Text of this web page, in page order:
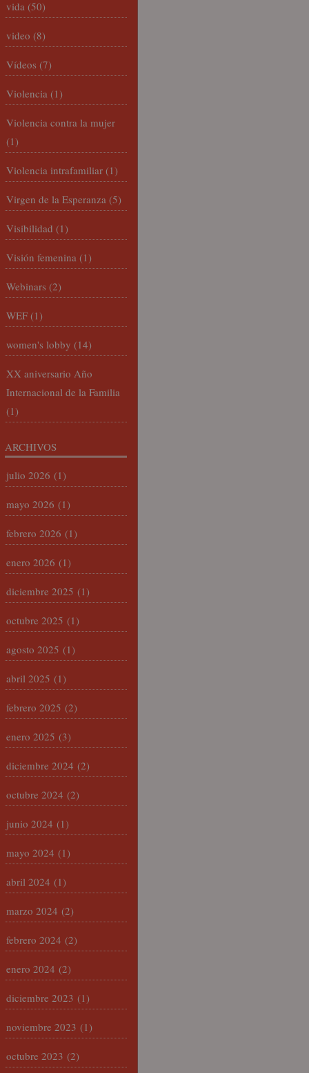
vida (50)
video (8)
Vídeos (7)
Violencia (1)
Violencia contra la mujer
(1)
Violencia intrafamiliar (1)
Virgen de la Esperanza (5)
Visibilidad (1)
Visión femenina (1)
Webinars (2)
WEF (1)
women's lobby (14)
XX aniversario Año
Internacional de la Familia
(1)
ARCHIVOS
julio 2026 (1)
mayo 2026 (1)
febrero 2026 (1)
enero 2026 (1)
diciembre 2025 (1)
octubre 2025 (1)
agosto 2025 (1)
abril 2025 (1)
febrero 2025 (2)
enero 2025 (3)
diciembre 2024 (2)
octubre 2024 (2)
junio 2024 (1)
mayo 2024 (1)
abril 2024 (1)
marzo 2024 (2)
febrero 2024 (2)
enero 2024 (2)
diciembre 2023 (1)
noviembre 2023 (1)
octubre 2023 (2)